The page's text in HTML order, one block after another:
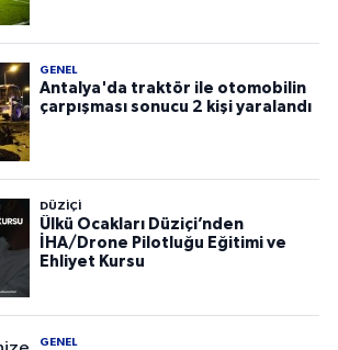
GENEL
Antalya'da traktör ile otomobilin
çarpışması sonucu 2 kişi yaralandı
DÜZIÇI
Ülkü Ocakları Düziçi’nden
İHA/Drone Pilotluğu Eğitimi ve
Ehliyet Kursu
GENEL